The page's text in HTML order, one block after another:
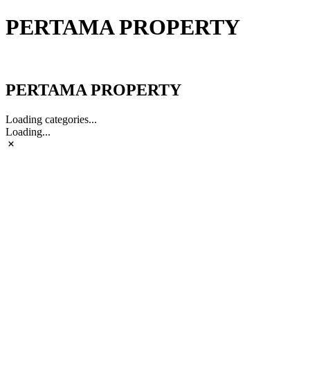
PERTAMA PROPERTY
PERTAMA PROPERTY
Loading categories...
Loading...